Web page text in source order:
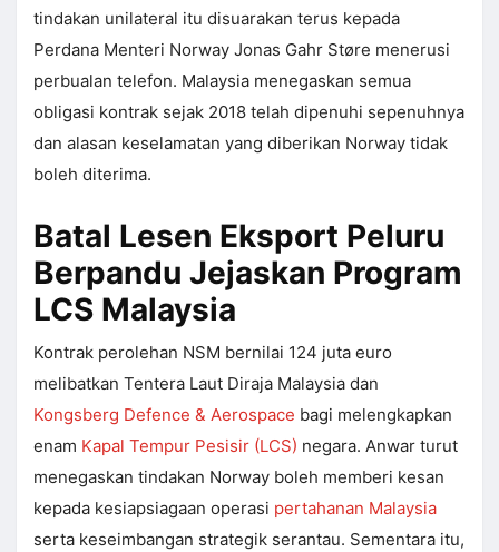
tindakan unilateral itu disuarakan terus kepada
Perdana Menteri Norway Jonas Gahr Støre menerusi
perbualan telefon. Malaysia menegaskan semua
obligasi kontrak sejak 2018 telah dipenuhi sepenuhnya
dan alasan keselamatan yang diberikan Norway tidak
boleh diterima.
Batal Lesen Eksport Peluru
Berpandu Jejaskan Program
LCS Malaysia
Kontrak perolehan NSM bernilai 124 juta euro
melibatkan Tentera Laut Diraja Malaysia dan
Kongsberg Defence & Aerospace bagi melengkapkan
enam Kapal Tempur Pesisir (LCS) negara. Anwar turut
menegaskan tindakan Norway boleh memberi kesan
kepada kesiapsiagaan operasi pertahanan Malaysia
serta keseimbangan strategik serantau. Sementara itu,